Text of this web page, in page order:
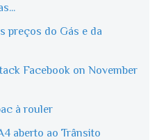
preços do Gás e da
Facebook on November
à rouler
aberto ao Trânsito